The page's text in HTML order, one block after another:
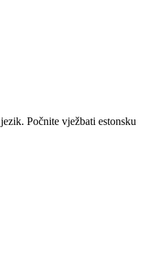
jezik. Počnite vježbati estonsku